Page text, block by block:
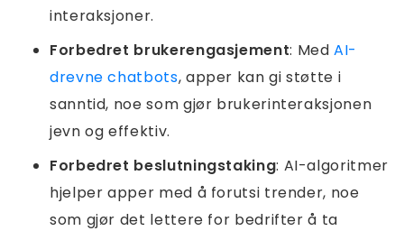
interaksjoner.
Forbedret brukerengasjement: MedAI-
drevne chatbots, apper kan gi støtte i
sanntid, noe som gjør brukerinteraksjonen
jevn og effektiv.
Forbedret beslutningstaking: AI-algoritmer
hjelper apper med å forutsi trender, noe
som gjør det lettere for bedrifter å ta